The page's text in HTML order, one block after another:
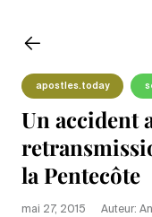
apostles.today
Un accident
la Pentecôte
mai 27, 2015
Auteur: